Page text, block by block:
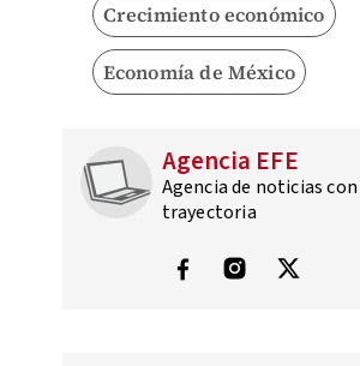
Crecimiento económico
Economía de México
Agencia EFE
Agencia de noticias con
trayectoria